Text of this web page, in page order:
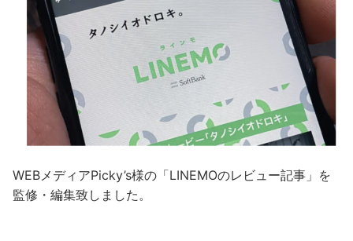
WEBメディアPicky’s様の「LINEMOのレビュー記事」を
監修・ 編集致しました。